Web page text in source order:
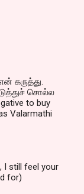
கருத்து.
சொல்ல
to buy
Valarmathi
I still feel your
for)